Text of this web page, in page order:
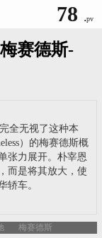
78 .pv
赛德斯-
全无视了这种本
）的梅赛德斯概
张力展开。朴宰恩
而是将其放大，使
轿车。
梅赛德斯